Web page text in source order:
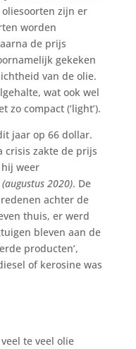
zijn er
worden
de prijs
gekeken
van de olie.
wat ook wel
zo compact (‘light’).
jaar op 66 dollar.
crisis zakte de prijs
weer
(augustus 2020). De
achter de
thuis, er werd
bleven aan de
producten’,
of kerosine was
te veel olie